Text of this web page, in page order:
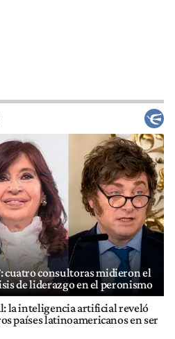
cuatro consultoras midieron el
de liderazgo en el peronismo
la inteligencia artificial reveló
países latinoamericanos en ser